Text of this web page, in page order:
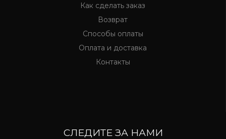
Как сделать заказ
Возврат
Способы оплаты
Оплата и доставка
Контакты
СЛЕДИТЕ ЗА НАМИ